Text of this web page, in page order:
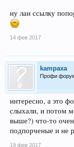
ну лан ссылку
14 фев 2017
kampaxa
Профи
интересно, а это
слыхали, и потом
выше?) что-то
подпорченые и не
19 фев 2017